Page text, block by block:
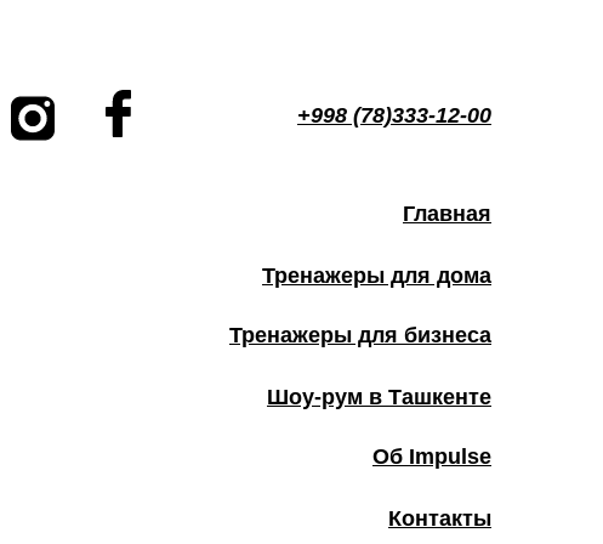
+998 (78)333-12-00
Главная
Тренажеры для дома
Тренажеры для бизнеса
Шоу-рум в Ташкенте
Об Impulse
Контакты